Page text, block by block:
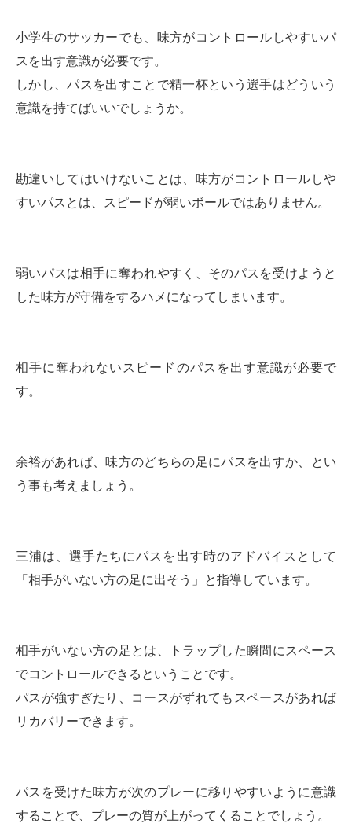
小学生のサッカーでも、味方がコントロールしやすいパ
スを出す意識が必要です。
しかし、パスを出すことで精一杯という選手はどういう
意識を持てばいいでしょうか。
勘違いしてはいけないことは、味方がコントロールしや
すいパスとは、スピードが弱いボールではありません。
弱いパスは相手に奪われやすく、そのパスを受けようと
した味方が守備をするハメになってしまいます。
相手に奪われないスピードのパスを出す意識が必要で
す。
余裕があれば、味方のどちらの足にパスを出すか、とい
う事も考えましょう。
三浦は、選手たちにパスを出す時のアドバイスとして
「相手がいない方の足に出そう」と指導しています。
相手がいない方の足とは、トラップした瞬間にスペース
でコントロールできるということです。
パスが強すぎたり、コースがずれてもスペースがあれば
リカバリーできます。
パスを受けた味方が次のプレーに移りやすいように意識
することで、プレーの質が上がってくることでしょう。